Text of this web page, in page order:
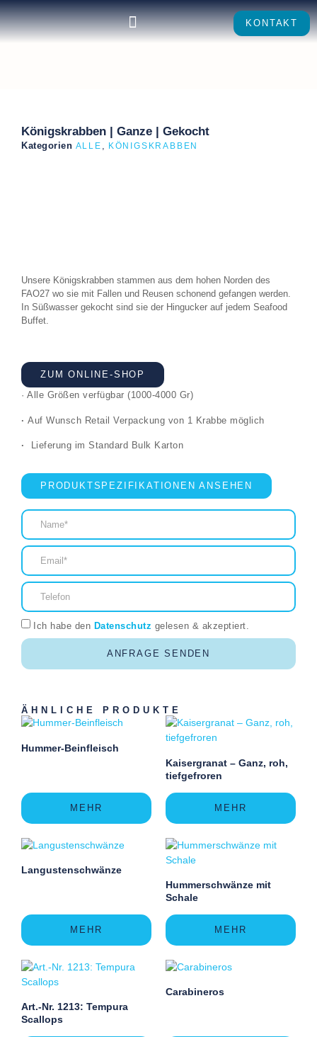
KONTAKT
Königskrabben | Ganze | Gekocht
Kategorien ALLE , KÖNIGSKRABBEN
Unsere Königskrabben stammen aus dem hohen Norden des
FAO27 wo sie mit Fallen und Reusen schonend gefangen werden.
In Süßwasser gekocht sind sie der Hingucker auf jedem Seafood
Buffet.
ZUM ONLINE-SHOP
· Alle Größen verfügbar (1000-4000 Gr)
· Auf Wunsch Retail Verpackung von 1 Krabbe möglich
· Lieferung im Standard Bulk Karton
PRODUKTSPEZIFIKATIONEN ANSEHEN
Ich habe den Datenschutz gelesen & akzeptiert.
ANFRAGE SENDEN
ÄHNLICHE PRODUKTE
Hummer-Beinfleisch
MEHR
Kaisergranat – Ganz, roh,
tiefgefroren
MEHR
Langustenschwänze
MEHR
Hummerschwänze mit
Schale
MEHR
Art.-Nr. 1213: Tempura
Scallops
Carabineros